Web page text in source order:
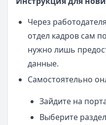
Через
отдел кадров сам
нужно лишь
данные.
Самостоятельно
Зайдите на
Выберите